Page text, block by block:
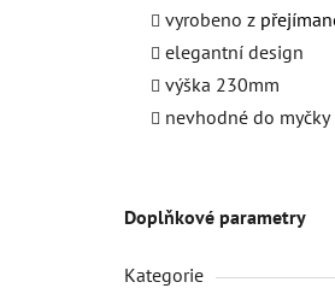
vyrobeno z
elegantní design
výška 230mm
nevhodné do myčky
Doplňkové parametry
Kategorie